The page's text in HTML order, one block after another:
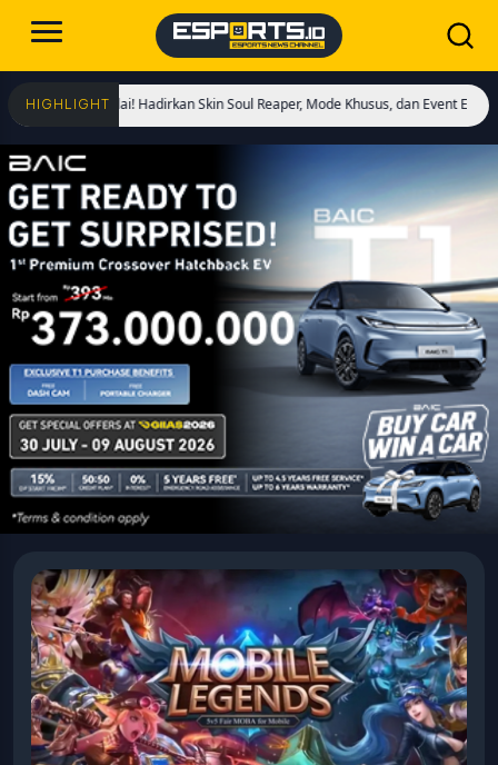
HIGHLIGHT
Dimulai! Hadirkan Skin Soul Reaper, Mode Khusus, dan Event Eksklusif!